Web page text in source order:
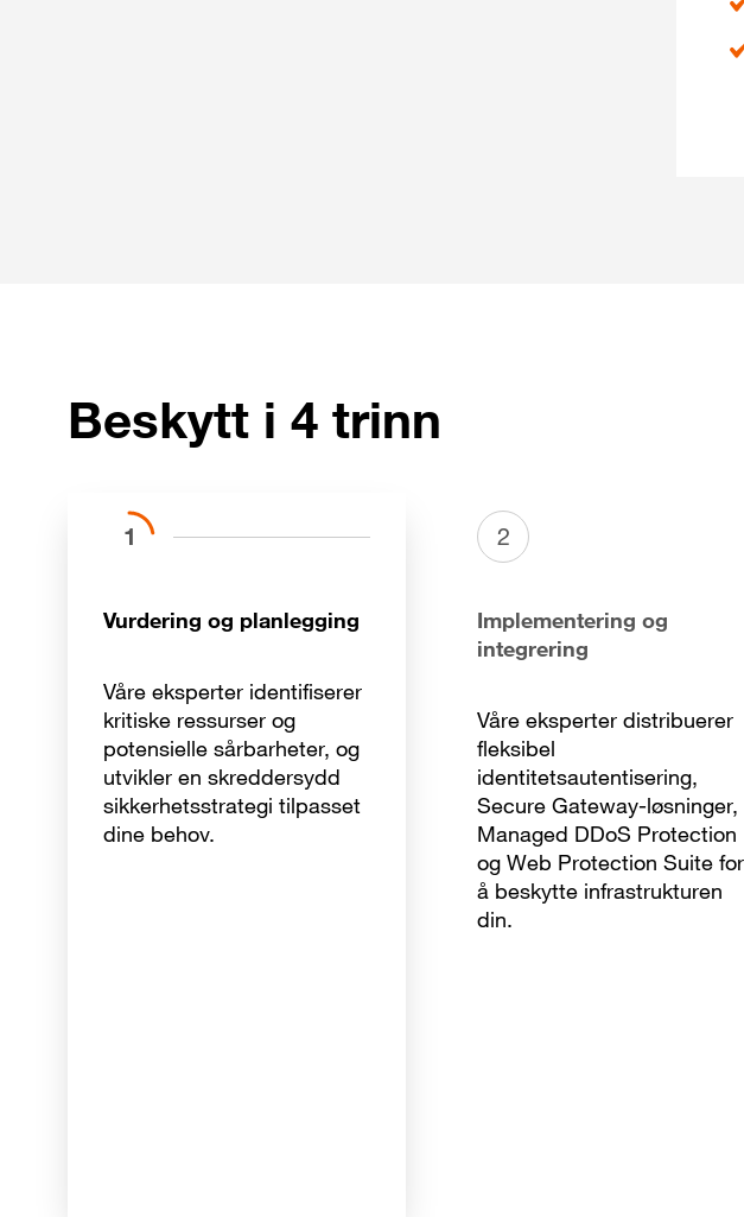
Beskytt i 4 trinn
1
Vurdering og planlegging
Våre eksperter identifiserer
kritiske ressurser og
potensielle sårbarheter, og
utvikler en skreddersydd
sikkerhetsstrategi tilpasset
dine behov.
2
Implementering og
integrering
Våre eksperter distribuerer
fleksibel
identitetsautentisering,
Secure Gateway-løsninger,
Managed DDoS Protection
og Web Protection Suite for
å beskytte infrastrukturen
din.